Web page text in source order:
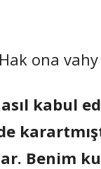
ona
kabul
Benim